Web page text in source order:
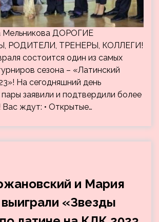
Мельникова ДОРОГИЕ
РОДИТЕЛИ, ТРЕНЕРЫ, КОЛЛЕГИ!
состоится один из самых
сезона – «Латинский
На сегодняшний день
пары заявили и подтвердили более
Вас ждут: • Открытые…
и Мария
«Звезды